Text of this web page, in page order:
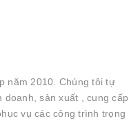
năm 2010. Chúng tôi tự
doanh, sản xuất , cung cấp
vụ các công trình trọng